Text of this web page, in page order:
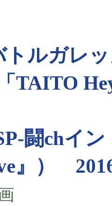
トルガレ
TAITO
闘chイ
』）